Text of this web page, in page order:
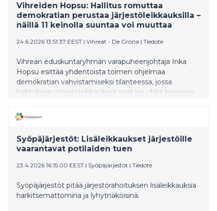
Vihreiden Hopsu: Hallitus romuttaa
demokratian perustaa järjestöleikkauksilla –
näillä 11 keinolla suuntaa voi muuttaa
24.6.2026 13:51:37 EEST | Vihreät - De Gröna | Tiedote
Vihreän eduskuntaryhmän varapuheenjohtaja Inka
Hopsu esittää yhdentoista toimen ohjelmaa
demokratian vahvistamiseksi tilanteessa, jossa
hallituksen järjestöleikkaukset ovat iso uhka toimivan
Syöpäjärjestöt: Lisäleikkaukset järjestöille
vaarantavat potilaiden tuen
23.4.2026 16:15:00 EEST | Syöpäjärjestöt | Tiedote
Syöpäjärjestöt pitää järjestörahoituksen lisäleikkauksia
harkitsemattomina ja lyhytnäköisinä.